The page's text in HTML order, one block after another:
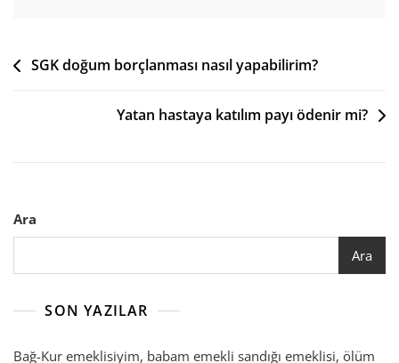
YazıSGK doğum borçlanması nasıl yapabilirim?
Yatan hastaya katılım payı ödenir mi?
Ara
Ara
SON YAZILAR
Bağ-Kur emeklisiyim, babam emekli sandığı emeklisi, ölüm